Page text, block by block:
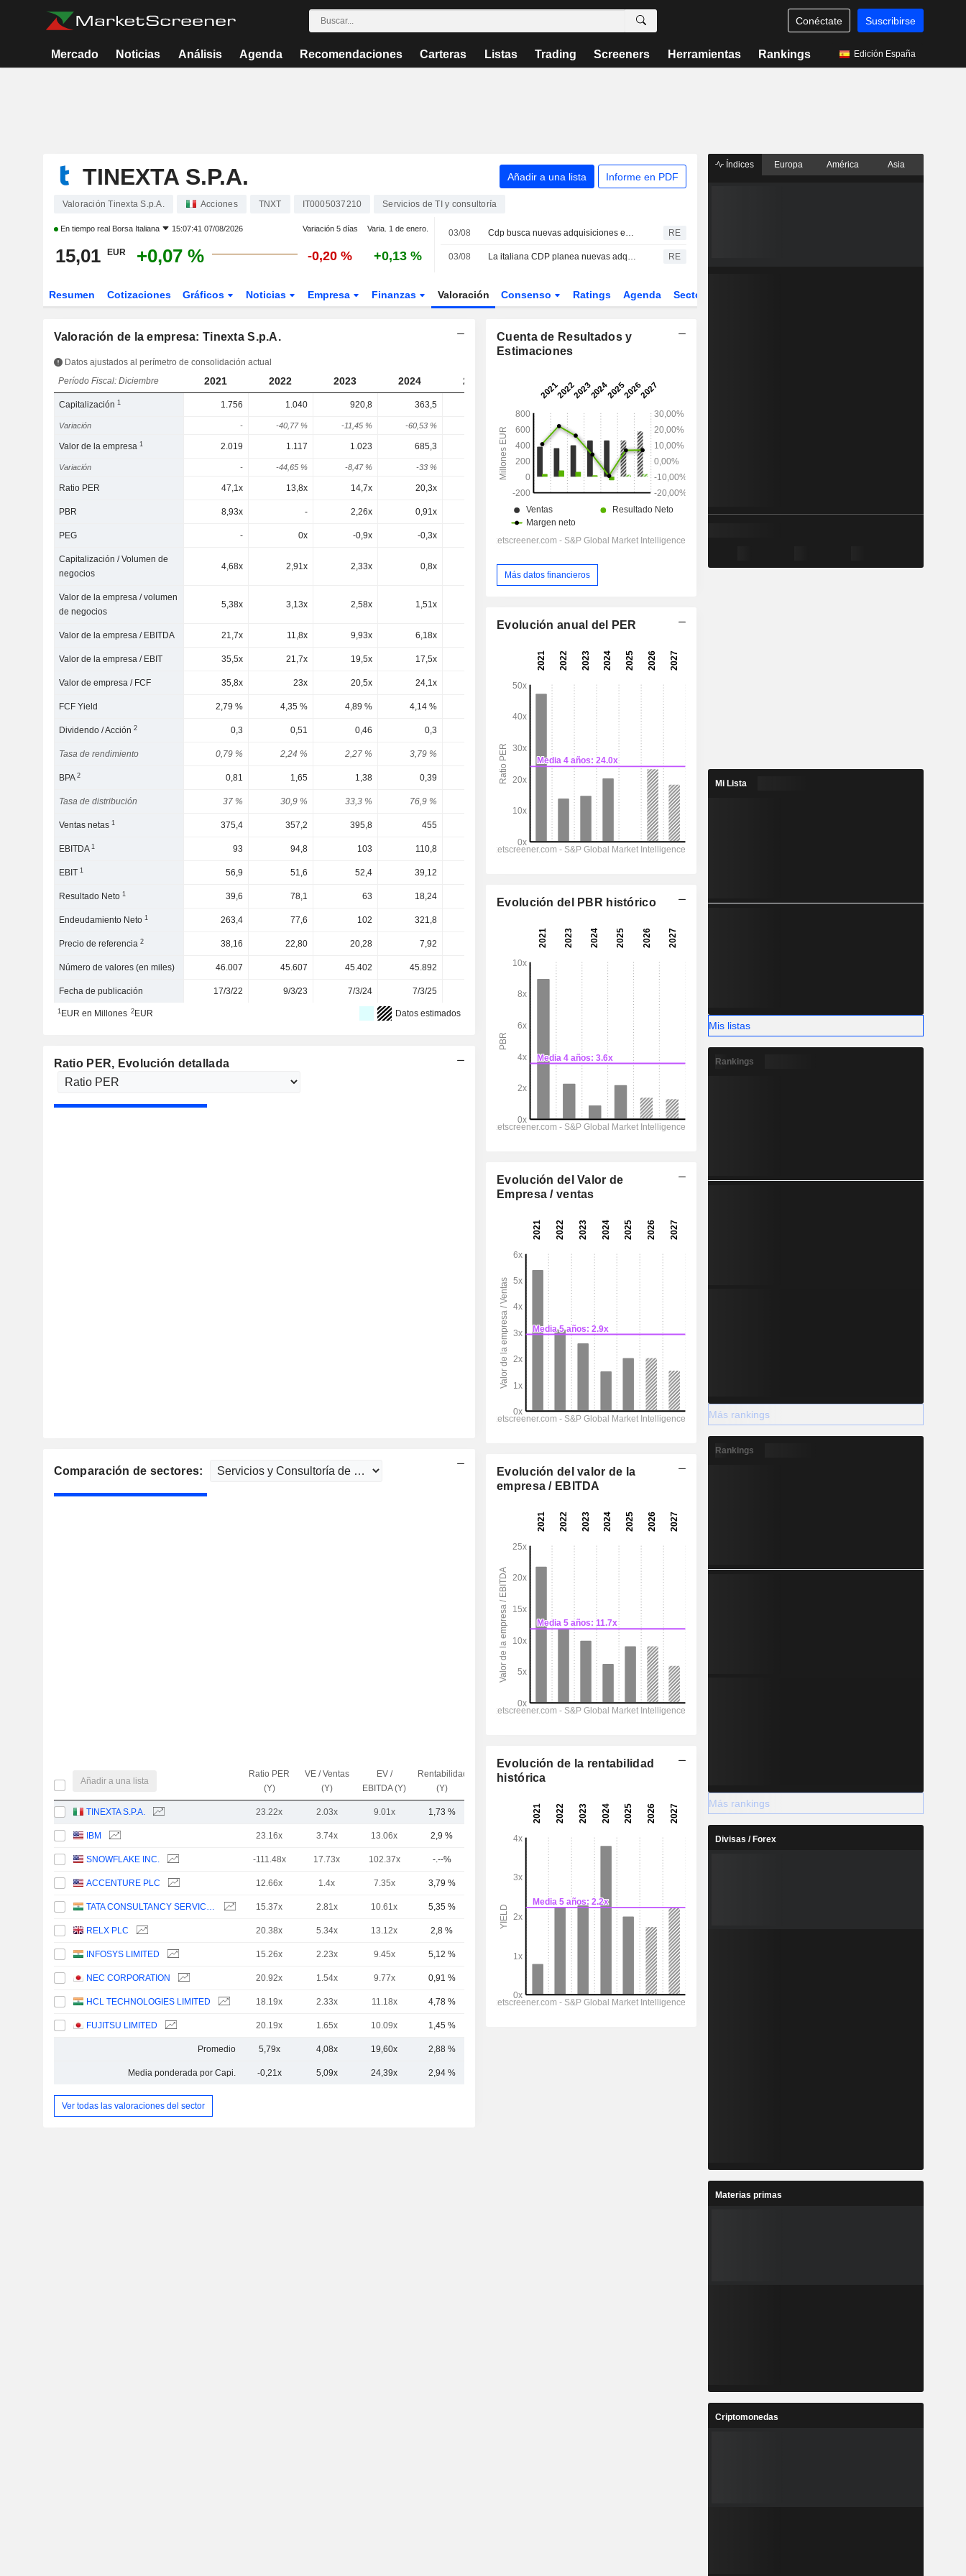
Conéctate Suscribirse
Mercado Noticias Análisis Agenda Recomendaciones Carteras Listas Trading Screeners Herramientas Rankings Edición España
TINEXTA S.P.A. Añadir a una lista Informe en PDF
Valoración Tinexta S.p.A. Acciones TNXT IT0005037210 Servicios de TI y consultoría
En tiempo real Borsa Italiana 15:07:41 07/08/2026 Variación 5 días Varia. 1 de enero.
15,01 EUR +0,07 % -0,20 % +0,13 %
03/08 Cdp busca nuevas adquisiciones en el sector de defensa tras la operación T-Defence, según fuentes RE
03/08 La italiana CDP planea nuevas adquisiciones en el sector de defensa tras el acuerdo por T-Defence, según fuentes RE
Resumen Cotizaciones Gráficos Noticias Empresa Finanzas Valoración Consenso Ratings Agenda Sector
Valoración de la empresa: Tinexta S.p.A.
Datos ajustados al perímetro de consolidación actual
Período Fiscal: Diciembre
2021 2022 2023 2024 2025 2027
Capitalización1 1.756 1.040 920,8 363,5
Variación - -40,77 % -11,45 % -60,53 % 89,27 % 0,07 %
Valor de la empresa1 2.019 1.117 1.023 685,3 927,8 928,4 892,6
Variación - -44,65 % -8,47 % -33 % 35,39 % 0,07 % -3,86 %
Ratio PER 47,1x 13,8x 14,7x 20,3x 23,2x 18,2x
PBR 8,93x - 2,26x 0,91x 1,4x 1,31x
PEG - 0x -0,9x -0,3x -0x 0,7x
Capitalización / Volumen de
negocios
4,68x 2,91x 2,33x 0,8x 1,51x 1,51x
Valor de la empresa / volumen
de negocios
5,38x 3,13x 2,58x 1,51x
Valor de la empresa / EBITDA 21,7x 11,8x 9,93x 6,18x
Valor de la empresa / EBIT 35,5x 21,7x 19,5x 17,5x 14,3x 11,6x
Valor de empresa / FCF 35,8x 23x 20,5x 24,1x 16,6x 13,5x
FCF Yield 2,79 % 4,35 % 4,89 % 4,14 % 6,03 % 7,39 %
Dividendo / Acción2 0,3 0,51 0,46 0,3 0,26 0,33
Tasa de rendimiento 0,79 % 2,24 % 2,27 % 3,79 % 2 % 1,73 % 2,2 %
BPA2 0,81 1,65 1,38 0,39 -0,94 0,646 0,824
Tasa de distribución 37 % 30,9 % 33,3 % 76,9 % 40,2 % 40 %
Ventas netas1 375,4 357,2 395,8 455 457 573,7
EBITDA1 93 94,8 103 110,8 103 103 150,2
EBIT1 56,9 51,6 52,4 39,12
Resultado Neto1 39,6 78,1 63 18,24 -43,01 30,5 38,9
Endeudamiento Neto1 263,4 77,6 102 321,8
Precio de referencia2 38,16 22,80 20,28 7,92 15,00 15,00
Número de valores (en miles) 46.007 45.607 45.402 45.892 45.892
Fecha de publicación 17/3/22 9/3/23 7/3/24 7/3/25
1EUR en Millones 2EUR Datos estimados
Ratio PER, Evolución detallada
Comparación de sectores:
Añadir a una lista
Ratio PER
(Y)
VE / Ventas
(Y)
EV /
EBITDA (Y)
Rentabilidad
(Y)
Capi.($)
TINEXTA S.P.A. 23.22x 2.03x 9.01x 1,73 %
IBM 23.16x 3.74x 13.06x 2,9 % 220 mil M
SNOWFLAKE INC. -111.48x 17.73x 102.37x -.--%
ACCENTURE PLC 12.66x 1.4x 7.35x 3,79 % 105 mil M
TATA CONSULTANCY SERVICES LTD. 15.37x 2.81x 10.61x 5,35 % 90,13 mil M
RELX PLC 20.38x 5.34x 13.12x 2,8 % 61,17 mil M
INFOSYS LIMITED 15.26x 2.23x 9.45x 5,12 % 49,53 mil M
NEC CORPORATION 20.92x 1.54x 9.77x 0,91 %
HCL TECHNOLOGIES LIMITED 18.19x 2.33x 11.18x 4,78 % 37,92 mil M
FUJITSU LIMITED 20.19x 1.65x 10.09x 1,45 %
Promedio 5,79x 4,08x 19,60x 2,88 %
Media ponderada por Capi. -0,21x 5,09x 24,39x 2,94 %
Ver todas las valoraciones del sector
Cuenta de Resultados y
Estimaciones
Más datos financieros
Evolución anual del PER
Evolución del PBR histórico
Evolución del Valor de
Empresa / ventas
Evolución del valor de la
empresa / EBITDA
Evolución de la rentabilidad
histórica
Índices Europa América Asia
Mi Lista
Mis listas
Rankings
Más rankings
Rankings
Más rankings
Divisas / Forex
Materias primas
Criptomonedas